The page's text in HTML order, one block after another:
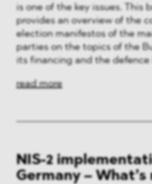
is one of the key issues. This
provides an overview of the
election manifestos of the
parties on the topics of the
its financing and the defence
read more
NIS-2
Germany – What’s